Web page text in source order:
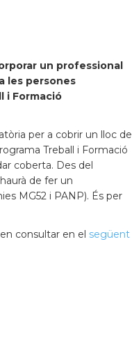
un professional
les persones
i Formació
per a cobrir un lloc de
Treball i Formació
coberta. Des del
de fer un
MG52 i PANP). És per
consultar en el següent